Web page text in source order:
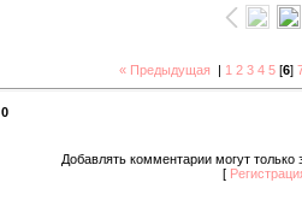
« Предыдущая | 1 2 3 4 5[6]
0
Добавлять комментарии могут только
[